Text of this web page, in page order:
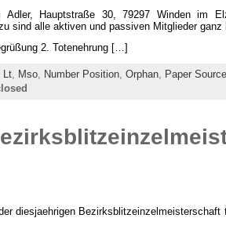
Hauptstraße 30, 79297 Winden im
sind alle aktiven und passiven Mitglieder ganz
2. Totenehrung […]
Lt, Mso, Number Position, Orphan, Paper Source
diesjaehrigen